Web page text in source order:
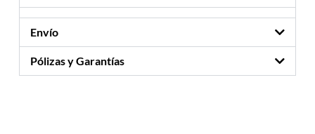
Envío
Pólizas y Garantías